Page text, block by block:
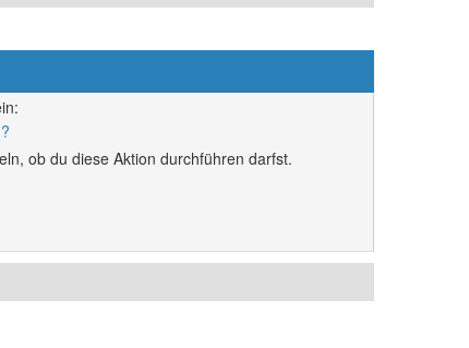
ob du diese Aktion durchführen darfst.